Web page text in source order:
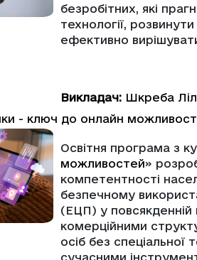
безробітних, які
технології,
ефективно
Викладач: Шкреба
- ключ до онлайн
Освітня програма з
можливостей»
компетентності
безпечному
(ЕЦП) у повсякденній
комерційними
осіб без спеціальної
сучасними